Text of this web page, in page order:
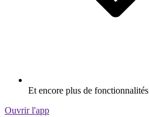
Et encore plus de fonctionnalités
Ouvrir l'app